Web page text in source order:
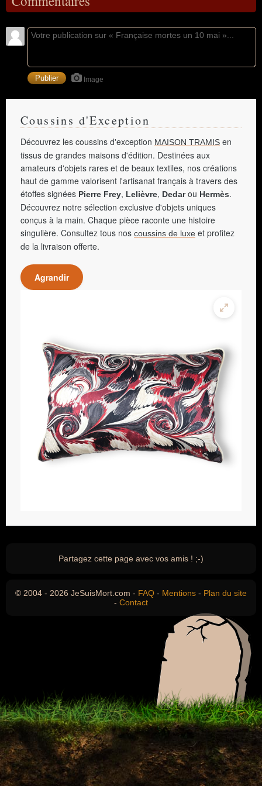
Image
Coussins d'Exception
Découvrez les coussins d'exception MAISON TRAMIS en
tissus de grandes maisons d'édition. Destinées aux
amateurs d'objets rares et de beaux textiles, nos créations
haut de gamme valorisent l'artisanat français à travers des
étoffes signées Pierre Frey, Lelièvre, Dedarou Hermès.
Découvrez notre sélection exclusive d'objets uniques
conçus à la main. Chaque pièce raconte une histoire
singulière. Consultez tous nos coussins de luxe et profitez
de la livraison offerte.
Agrandir
Partagez cette page avec vos amis ! ;-)
© 2004 - 2026 JeSuisMort.com - FAQ - Mentions - Plan du site
- Contact